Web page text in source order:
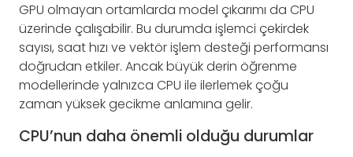
GPU olmayan ortamlarda model çıkarımı da CPU
üzerinde çalışabilir. Bu durumda işlemci çekirdek
sayısı, saat hızı ve vektör işlem desteği performansı
doğrudan etkiler. Ancak büyük derin öğrenme
modellerinde yalnızca CPU ile ilerlemek çoğu
zaman yüksek gecikme anlamına gelir.
CPU’nun daha önemli olduğu durumlar